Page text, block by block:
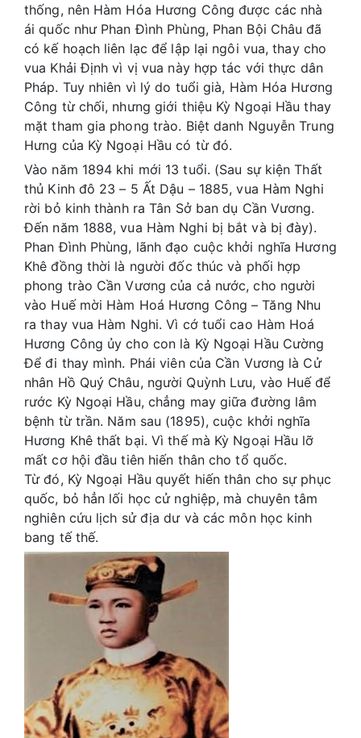
thống, nên Hàm Hóa Hương Công được các nhà
ái quốc như Phan Đình Phùng, Phan Bội Châu đã
có kế hoạch liên lạc để lập lại ngôi vua, thay cho
vua Khải Định vì vị vua này hợp tác với thực dân
Pháp. Tuy nhiên vì lý do tuổi già, Hàm Hóa Hương
Công từ chối, nhưng giới thiệu Kỳ Ngoại Hầu thay
mặt tham gia phong trào. Biệt danh Nguyễn Trung
Hưng của Kỳ Ngoại Hầu có từ đó.
Vào năm 1894 khi mới 13 tuổi. (Sau sự kiện Thất
thủ Kinh đô 23 – 5 Ất Dậu – 1885, vua Hàm Nghi
rời bỏ kinh thành ra Tân Sở ban dụ Cần Vương.
Đến năm 1888, vua Hàm Nghi bị bắt và bị đày).
Phan Đình Phùng, lãnh đạo cuộc khởi nghĩa Hương
Khê đồng thời là người đốc thúc và phối hợp
phong trào Cần Vương của cả nước, cho người
vào Huế mời Hàm Hoá Hương Công – Tăng Nhu
ra thay vua Hàm Nghi. Vì cớ tuổi cao Hàm Hoá
Hương Công ủy cho con là Kỳ Ngoại Hầu Cường
Để đi thay mình. Phái viên của Cần Vương là Cử
nhân Hồ Quý Châu, người Quỳnh Lưu, vào Huế để
rước Kỳ Ngoại Hầu, chẳng may giữa đường lâm
bệnh từ trần. Năm sau (1895), cuộc khởi nghĩa
Hương Khê thất bại. Vì thế mà Kỳ Ngoại Hầu lỡ
mất cơ hội đầu tiên hiến thân cho tổ quốc.
Từ đó, Kỳ Ngoại Hầu quyết hiến thân cho sự phục
quốc, bỏ hẳn lối học cử nghiệp, mà chuyên tâm
nghiên cứu lịch sử địa dư và các môn học kinh
bang tế thế.